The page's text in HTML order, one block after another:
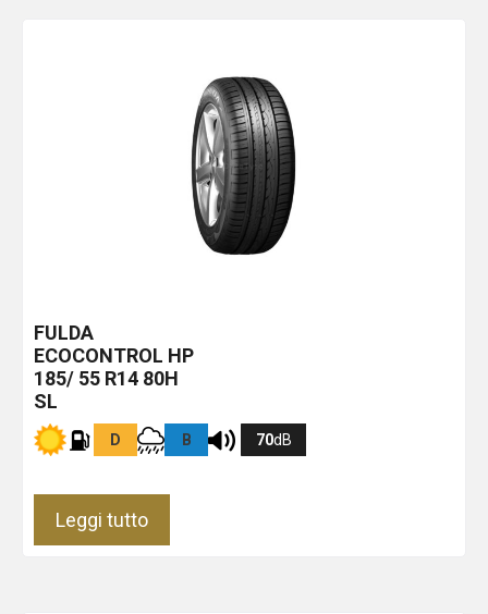
FULDA
ECOCONTROL HP
185/ 55 R14 80H
SL
D B 70dB
Leggi tutto